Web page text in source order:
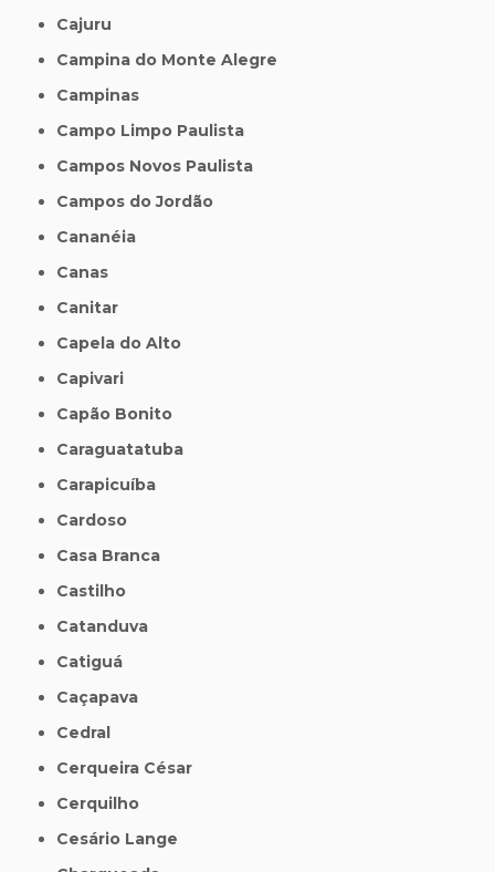
Cajuru
Campina do Monte Alegre
Campinas
Campo Limpo Paulista
Campos Novos Paulista
Campos do Jordão
Cananéia
Canas
Canitar
Capela do Alto
Capivari
Capão Bonito
Caraguatatuba
Carapicuíba
Cardoso
Casa Branca
Castilho
Catanduva
Catiguá
Caçapava
Cedral
Cerqueira César
Cerquilho
Cesário Lange